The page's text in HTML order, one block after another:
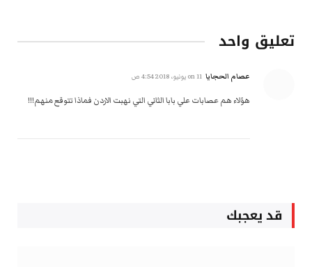
تعليق واحد
عصام الحجايا 11 يونيو، 2018 4:54 ص
هؤلاء هم عصابات علي بابا الثاني التي نهبت الاردن فماذا تتوقع منهم!!!
قد يعجبك